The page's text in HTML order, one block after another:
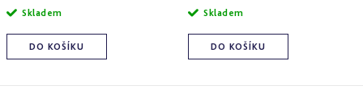
cena:
DO KOŠÍKU
Skladem
cena:
DO KOŠÍKU
Skladem